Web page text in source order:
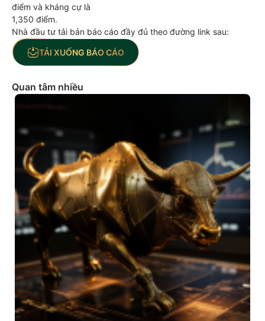
điểm và kháng cự là
1,350 điểm.
Nhà đầu tư tải bản báo cáo đầy đủ theo đường link sau:
TẢI XUỐNG BÁO CÁO
Quan tâm nhiều